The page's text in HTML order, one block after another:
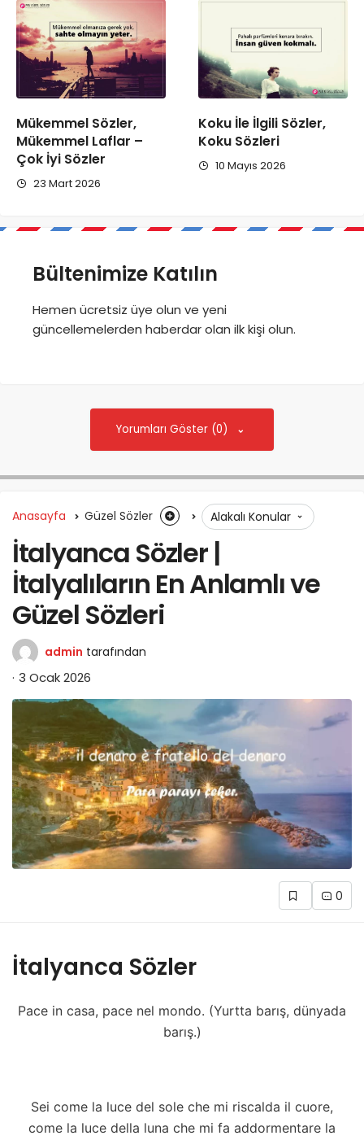
Mükemmel Sözler,
Mükemmel Laflar –
Çok İyi Sözler
23 Mart 2026
Koku İle İlgili Sözler,
Koku Sözleri
10 Mayıs 2026
Bültenimize Katılın
Hemen ücretsiz üye olun ve yeni
güncellemelerden haberdar olan ilk kişi olun.
Yorumları Göster (0)
Anasayfa Güzel Sözler Alakalı Konular
İtalyanca Sözler |
İtalyalıların En Anlamlı ve
Güzel Sözleri
admin tarafından
3 Ocak 2026
0
İtalyanca Sözler
Pace in casa, pace nel mondo. (Yurtta barış, dünyada
barış.)
Sei come la luce del sole che mi riscalda il cuore,
come la luce della luna che mi fa addormentare la